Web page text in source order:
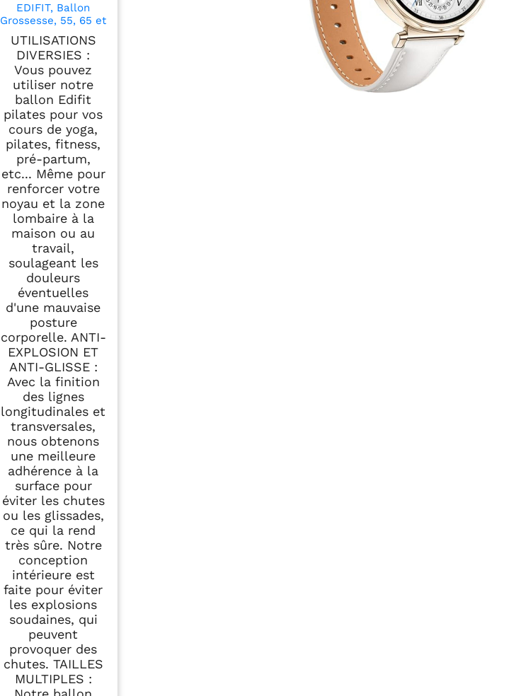
EDIFIT, Ballon
Grossesse, 55, 65 et
75, Swiss Ball, Gym,
Pilates, Gonfleur
Inclus, Fitness
Materiel,
Gymnastique, Yoga
Accessoires (55cm,
Noir)
UTILISATIONS
DIVERSIES :
Vous pouvez
utiliser notre
ballon Edifit
pilates pour vos
cours de yoga,
pilates, fitness,
pré-partum,
etc... Même pour
renforcer votre
noyau et la zone
lombaire à la
maison ou au
travail,
soulageant les
douleurs
éventuelles
d'une mauvaise
posture
corporelle. ANTI-
EXPLOSION ET
ANTI-GLISSE :
Avec la finition
des lignes
longitudinales et
transversales,
nous obtenons
une meilleure
adhérence à la
surface pour
éviter les chutes
ou les glissades,
ce qui la rend
très sûre. Notre
conception
intérieure est
faite pour éviter
les explosions
soudaines, qui
peuvent
provoquer des
chutes. TAILLES
MULTIPLES :